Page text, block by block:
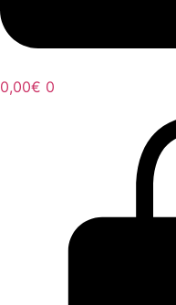
0,00€ 0